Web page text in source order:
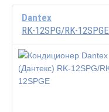
Dantex
RK-12SPG/RK-12SPGE